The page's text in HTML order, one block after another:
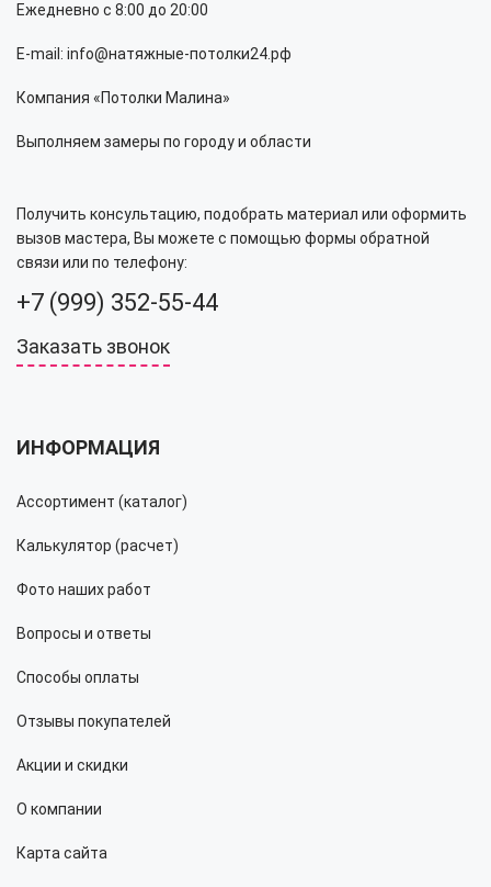
Ежедневно с 8:00 до 20:00
E-mail: info@натяжные-потолки24.рф
Компания «Потолки Малина»
Выполняем замеры по городу и области
Получить консультацию, подобрать материал или оформить
вызов мастера, Вы можете с помощью формы обратной
связи или по телефону:
+7 (999) 352-55-44
Заказать звонок
ИНФОРМАЦИЯ
Ассортимент (каталог)
Калькулятор (расчет)
Фото наших работ
Вопросы и ответы
Способы оплаты
Отзывы покупателей
Акции и скидки
О компании
Карта сайта